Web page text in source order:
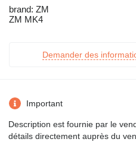
brand: ZM
ZM MK4
Demander des
Important
Description est fournie par le
détails directement auprès du